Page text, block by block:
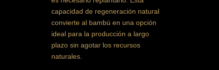
capacidad de regeneración natural
convierte al bambú en una opción
ideal para la producción a largo
plazo sin agotar los recursos
naturales.